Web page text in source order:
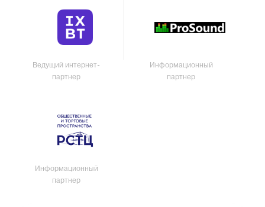
Ведущий интернет-
партнер
Информационный
партнер
Информационный
партнер